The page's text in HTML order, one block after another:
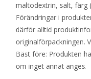
maltodextrin, salt, färg
Förändringar i
därför alltid
originalförpackningen.
Bäst före: Produkten
om inget annat anges.